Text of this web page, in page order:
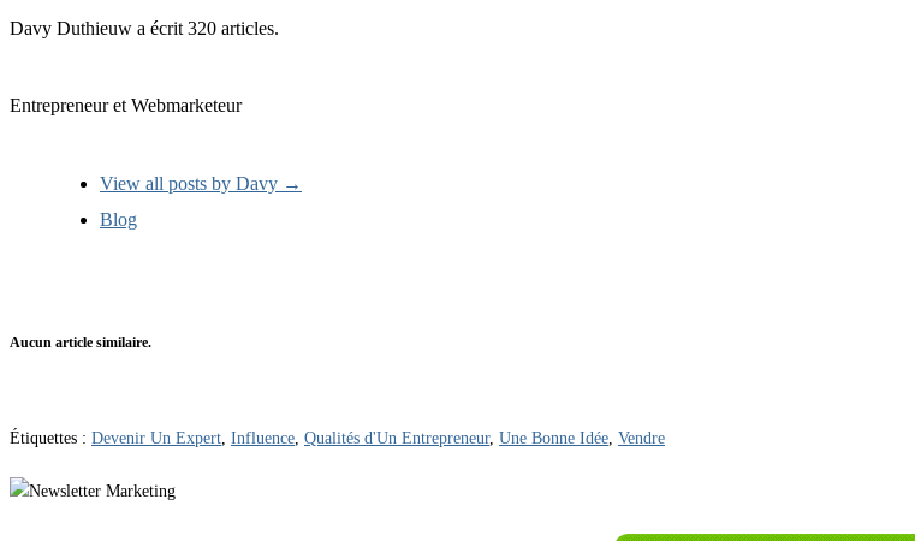
Davy Duthieuw a écrit 320 articles.
Entrepreneur et Webmarketeur
View all posts by Davy →
Blog
Aucun article similaire.
Étiquettes : Devenir Un Expert, Influence, Qualités d'Un Entrepreneur, Une Bonne Idée, Vendre